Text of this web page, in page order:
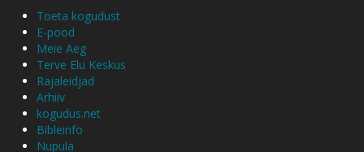
Toeta kogudust
E-pood
Meie Aeg
Terve Elu Keskus
Rajaleidjad
Arhiiv
kogudus.net
Bibleinfo
Nupula